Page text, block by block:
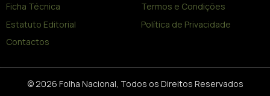
Ficha Técnica
Estatuto Editorial
Contactos
Termos e Condições
Política de Privacidade
© 2026 Folha Nacional, Todos os Direitos Reservados